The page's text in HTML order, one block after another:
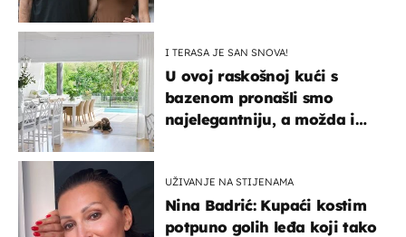
I TERASA JE SAN SNOVA!
U ovoj raskošnoj kući s
bazenom pronašli smo
najelegantniju, a možda i
UŽIVANJE NA STIJENAMA
Nina Badrić: Kupaći kostim
potpuno golih leđa koji tako